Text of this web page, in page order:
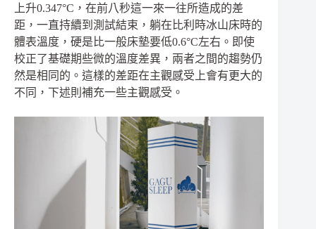
上升0.347°C，在前八秒這一來一往所造成的差
距，一直持續到測試結束，躺在比利時冰山床時的
體表溫度，硬是比一般床墊要低0.6°C左右。即使
校正了基礎期些微的溫度差異，兩者之間的趨勢仍
然是相同的。這樣的差距在主觀感受上會有更大的
不同，下述則補充一些主觀感受。